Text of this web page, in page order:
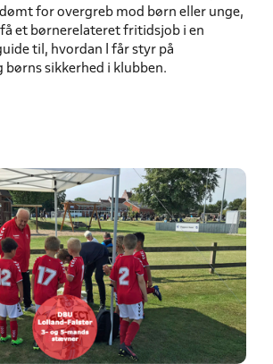
for overgreb mod børn eller unge,
et børnerelateret fritidsjob i en
til, hvordan I får styr på
børns sikkerhed i klubben.